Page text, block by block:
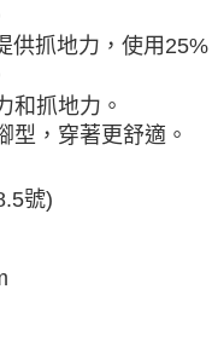
供抓地力，使用25%
和抓地力。
型，穿著更舒適。
號)